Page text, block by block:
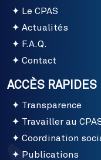
Le CPAS
Actualités
F.A.Q.
Contact
ACCÈS RAPIDES
Transparence
Travailler au
Coordination
Publications